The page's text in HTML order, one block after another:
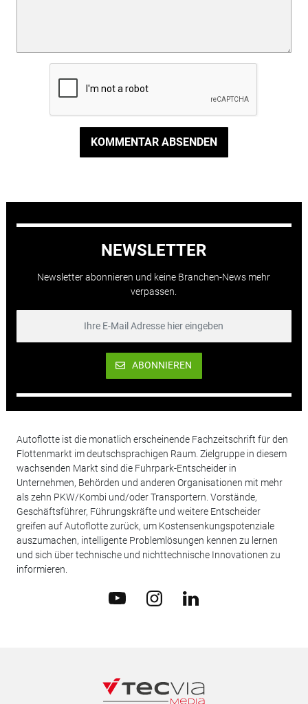
KOMMENTAR ABSENDEN
NEWSLETTER
Newsletter abonnieren und keine Branchen-News mehr
verpassen.
ABONNIEREN
Autoflotte ist die monatlich erscheinende Fachzeitschrift für den
Flottenmarkt im deutschsprachigen Raum. Zielgruppe in diesem
wachsenden Markt sind die Fuhrpark-Entscheider in
Unternehmen, Behörden und anderen Organisationen mit mehr
als zehn PKW/Kombi und/oder Transportern. Vorstände,
Geschäftsführer, Führungskräfte und weitere Entscheider
greifen auf Autoflotte zurück, um Kostensenkungspotenziale
auszumachen, intelligente Problemlösungen kennen zu lernen
und sich über technische und nichttechnische Innovationen zu
informieren.